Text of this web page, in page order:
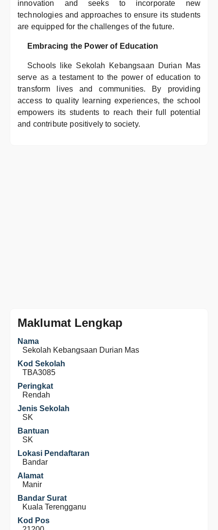
innovation and seeks to incorporate new
technologies and approaches to ensure its students
are equipped for the challenges of the future.
Embracing the Power of Education
Schools like Sekolah Kebangsaan Durian Mas
serve as a testament to the power of education to
transform lives and communities. By providing
access to quality learning experiences, the school
empowers its students to reach their full potential
and contribute positively to society.
Maklumat Lengkap
Nama
Sekolah Kebangsaan Durian Mas
Kod Sekolah
TBA3085
Peringkat
Rendah
Jenis Sekolah
SK
Bantuan
SK
Lokasi Pendaftaran
Bandar
Alamat
Manir
Bandar Surat
Kuala Terengganu
Kod Pos